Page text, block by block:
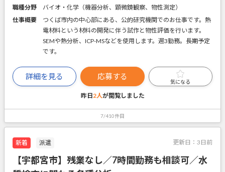
職種分野
バイオ・化学（機器分析、顕微鏡観察、物性測定）
仕事概要
つくば市内の中心部にある、公的研究機関でのお仕事です。熱
電材料という材料の開発に伴う試作と物性評価を行います。
SEMや熱分析、ICP-MSなどを使用します。週3勤務。長期予定
です。
詳細を見る 応募する
気になる
昨日2人が閲覧しました
7/410件目
新着 派遣 更新日： 3日前
【宇都宮市】残業なし／7時間勤務も相談可／水